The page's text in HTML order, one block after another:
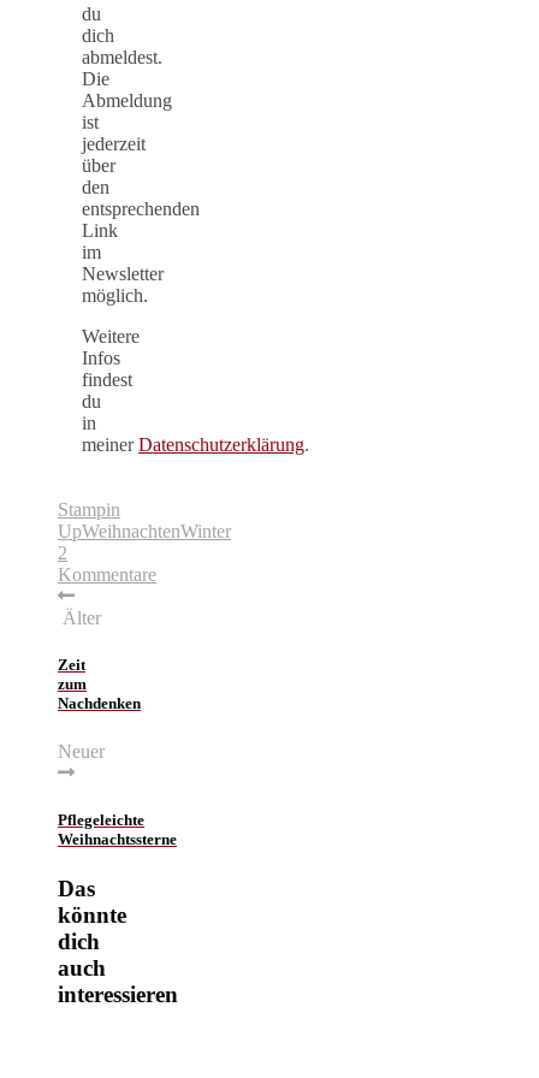
du
dich
abmeldest.
Die
Abmeldung
ist
jederzeit
über
den
entsprechenden
Link
im
Newsletter
möglich.
Weitere
Infos
findest
du
in
meinerDatenschutzerklärung.
Stampin
UpWeihnachtenWinter
2
Kommentare
Älter
Zeit
zum
Nachdenken
Neuer
Pflegeleichte
Weihnachtssterne
Das
könnte
dich
auch
interessieren